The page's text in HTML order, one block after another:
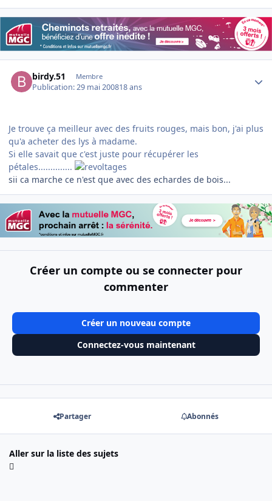
birdy.51 Membre
Publication:29 mai 200818 ans
Je trouve ça meilleur avec des fruits rouges, mais bon, j'ai plus
qu'a acheter des lys à madame.
Si elle savait que c'est juste pour récupérer les
pétales..............
sii ca marche ce n'est que avec des echardes de bois...
Créer un compte ou se connecter pour
commenter
Créer un nouveau compte
Connectez-vous maintenant
Partager Abonnés
Aller sur la liste des sujets